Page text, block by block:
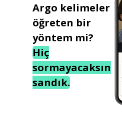
Argo kelimeler
öğreten bir
yöntem mi?
Hiç
sormayacaksın
sandık.